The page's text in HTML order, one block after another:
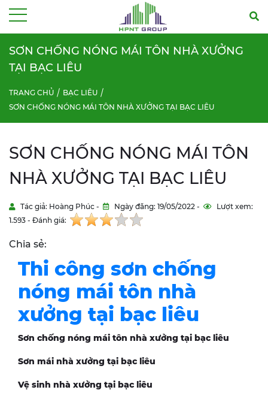
SƠN CHỐNG NÓNG MÁI TÔN NHÀ XƯỞNG
TẠI BẠC LIÊU
TRANG CHỦ
BẠC LIÊU
SƠN CHỐNG NÓNG MÁI TÔN NHÀ XƯỞNG TẠI BẠC LIÊU
SƠN CHỐNG NÓNG MÁI TÔN
NHÀ XƯỞNG TẠI BẠC LIÊU
Tác giả: Hoàng Phúc - Ngày đăng: 19/05/2022 -
Lượt xem:
1.593 - Đánh giá:
Chia sẻ:
Thi công sơn chống
nóng mái tôn nhà
xưởng tại bạc liêu
Sơn chống nóng mái tôn nhà xưởng tại bạc liêu
Sơn mái nhà xưởng tại bạc liêu
Vệ sinh nhà xưởng tại bạc liêu